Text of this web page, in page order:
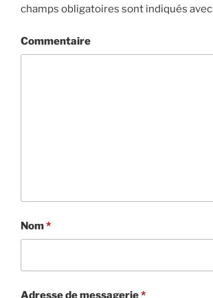
champs obligatoires sont indiqués avec
Commentaire
Nom*
Adresse de messagerie*